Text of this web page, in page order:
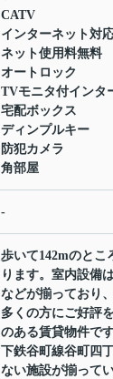
CATV
インターネット対
ネット使用料無料
オートロック
TVモニタ付インタ
宅配ボックス
ディンプルキー
防犯カメラ
角部屋
-
歩いて142mのとこ
ります。室内設備
などが揃っており
多くの方にご好評
のある賃貸物件で
下鉄谷町線谷町四
ない施設が揃って